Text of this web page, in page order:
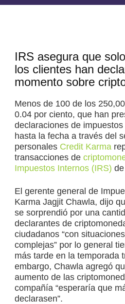
IRS asegura que
los clientes han
momento sobre
Menos de 100 de los
0.04 por ciento, que han
declaraciones de impuestos
hasta la fecha a través del
personales Credit Karma
transacciones de
Impuestos Internos (IRS)
El gerente general de
Karma Jagjit Chawla, dijo
se sorprendió por una
declarantes de
ciudadanos “con
complejas” por lo general
más tarde en la temporada
embargo, Chawla agregó
aumento de las
compañía “esperaría que
declarasen”.